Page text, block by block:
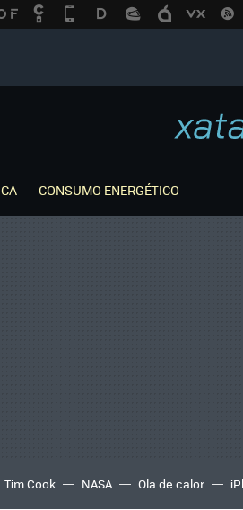
CONSUMO ENERGÉTICO
Tim Cook NASA Ola de calor